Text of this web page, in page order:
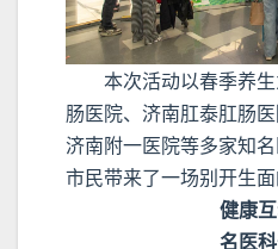
本次活动以春季养
肠医院、济南肛泰肛肠
济南附一医院等多家知
市民带来了一场别开生面
健康
名医